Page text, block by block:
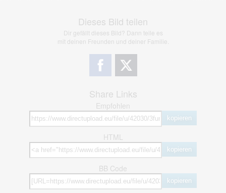
Dieses Bild teilen
Dir gefällt dieses Bild? Dann teile es
mit deinen Freunden und deiner Familie.
Share Links
Empfohlen
kopieren
HTML
kopieren
BB Code
kopieren